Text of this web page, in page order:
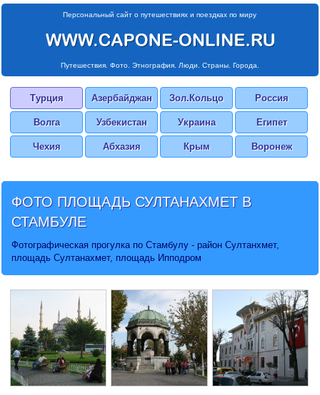
Персональный сайт о путешествиях и поездках по миру
Путешествия. Фото. Этнография. Люди. Страны. Города.
Турция Азербайджан Зол.Кольцо Россия
Волга Узбекистан Украина Египет
Чехия Абхазия Крым Воронеж
ФОТО ПЛОЩАДЬ СУЛТАНАХМЕТ В
СТАМБУЛЕ
Фотографическая прогулка по Стамбулу - район Султанхмет,
площадь Султанахмет, площадь Ипподром